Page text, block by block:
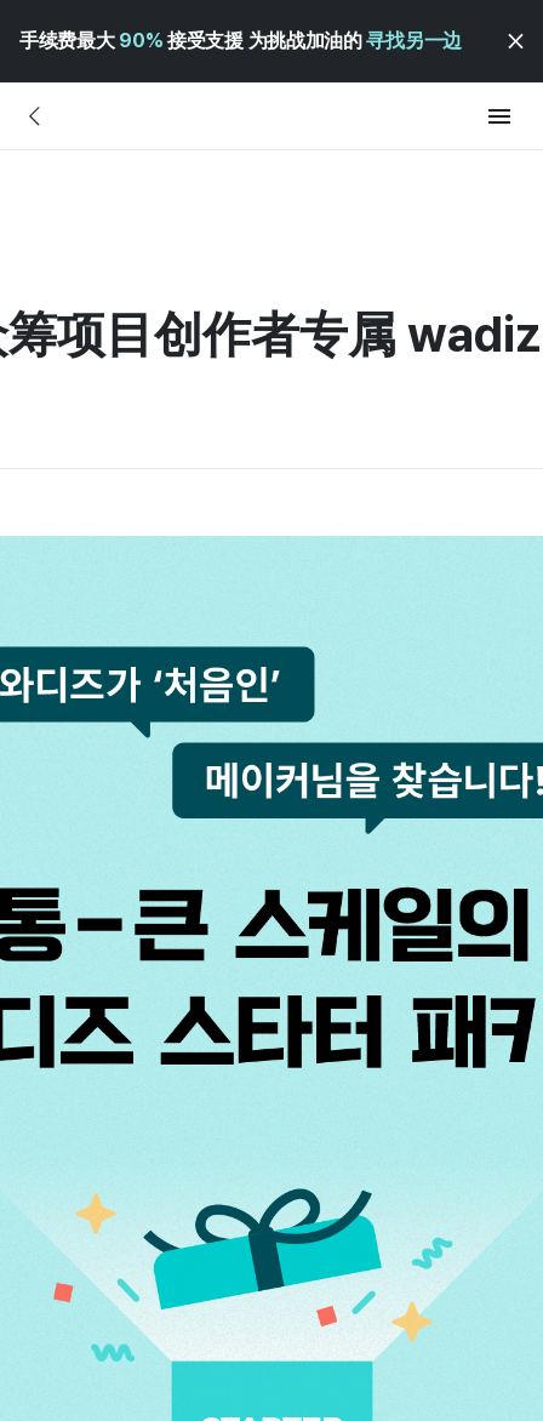
手续费最大 90% 接受支援 为挑战加油的寻找另一边
项目创作者专属